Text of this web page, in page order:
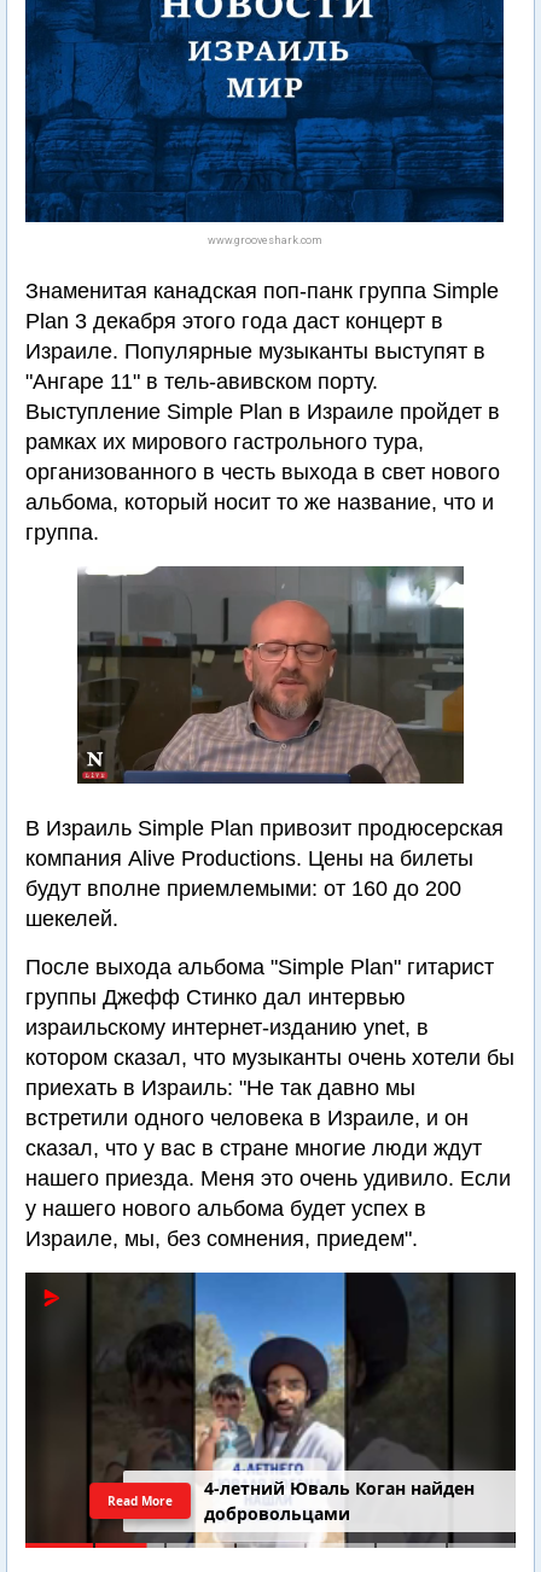
www.grooveshark.com
Знаменитая канадская поп-панк группа Simple
Plan 3 декабря этого года даст концерт в
Израиле. Популярные музыканты выступят в
"Ангаре 11" в тель-авивском порту.
Выступление Simple Plan в Израиле пройдет в
рамках их мирового гастрольного тура,
организованного в честь выхода в свет нового
альбома, который носит то же название, что и
группа.
В Израиль Simple Plan привозит продюсерская
компания Alive Productions. Цены на билеты
будут вполне приемлемыми: от 160 до 200
шекелей.
После выхода альбома "Simple Plan" гитарист
группы Джефф Стинко дал интервью
израильскому интернет-изданию ynet, в
котором сказал, что музыканты очень хотели бы
приехать в Израиль: "Не так давно мы
встретили одного человека в Израиле, и он
сказал, что у вас в стране многие люди ждут
нашего приезда. Меня это очень удивило. Если
у нашего нового альбома будет успех в
Израиле, мы, без сомнения, приедем".
4-летний Юваль Коган найден
добровольцами
Read More